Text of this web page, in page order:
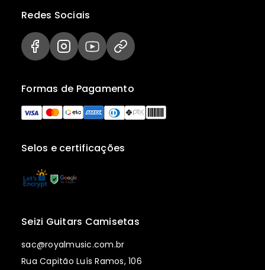
Selos e certificações
Formas de Pagamento
Redes Sociais
Seizi Guitars Camisetas
sac@royalmusic.com.br
Rua Capitão Luís Ramos, 106